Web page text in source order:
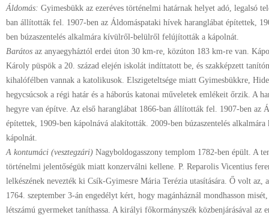
Áldomás: Gyimesbükk az ezeréves történelmi határnak helyet adó, legalsó
ban állították fel. 1907-ben az Áldomáspataki hívek haranglábat építettek,
ben búzaszentelés alkalmára kívülről-belülről felújították a kápolnát.
Barátos az anyaegyháztól erdei úton 30 km-re, közúton 183 km-re van.
Károly püspök a 20. század elején iskolát indíttatott be, és szakképzett
kihalófélben vannak a katolikusok. Elszigeteltsége miatt Gyimesbükkre,
hegycsúcsok a régi határ és a háborús katonai műveletek emlékeit őrzik. A
hegyre van építve. Az első haranglábat 1866-ban állították fel. 1907-ben az
építettek, 1909-ben kápolnává alakították. 2009-ben búzaszentelés
kápolnát.
A kontumáci (vesztegzári) Nagyboldogasszony templom 1782-ben épült. A
történelmi jelentőségük miatt konzerválni kellene. P. Reparolis Vicentius
lelkészének nevezték ki Csík-Gyimesre Mária Terézia utasítására. Ő volt az,
1764. szeptember 3-án engedélyt kért, hogy magánháznál mondhasson
létszámú gyermeket taníthassa. A királyi főkormányszék közbenjárásával az